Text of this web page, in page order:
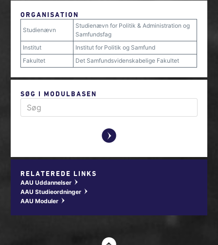
ORGANISATION
Studienævn
Studienævn for Politik & Administration og
Samfundsfag
Institut
Institut for Politik og Samfund
Fakultet
Det Samfundsvidenskabelige Fakultet
SØG I MODULBASEN
y
RELATEREDE LINKS
AAU Uddannelser w
AAU Studieordninger w
AAU Moduler w